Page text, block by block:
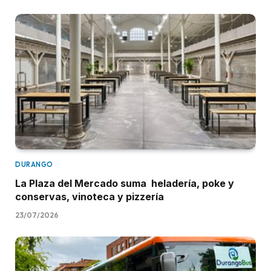
DURANGO
La Plaza del Mercado suma heladería, poke y
conservas, vinoteca y pizzería
23/07/2026